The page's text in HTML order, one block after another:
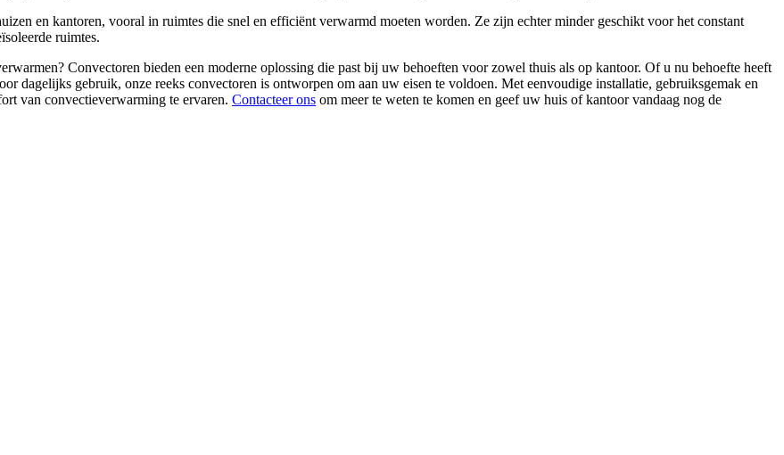
en kantoren, vooral in ruimtes die snel en efficiënt verwarmd moeten worden. Ze zijn echter minder geschikt voor het constant
ruimtes.
Convectoren bieden een moderne oplossing die past bij uw behoeften voor zowel thuis als op kantoor. Of u nu behoefte heeft
dagelijks gebruik, onze reeks convectoren is ontworpen om aan uw eisen te voldoen. Met eenvoudige installatie, gebruiksgemak en
van convectieverwarming te ervaren. Contacteer ons om meer te weten te komen en geef uw huis of kantoor vandaag nog de